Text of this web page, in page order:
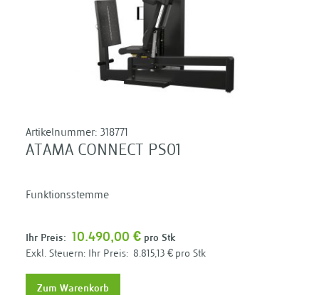
Artikelnummer: 318771
ATAMA CONNECT PS01
Funktionsstemme
Ihr Preis: 10.490,00 € pro Stk
Ihr Preis: 8.815,13 € pro Stk
Zum Warenkorb